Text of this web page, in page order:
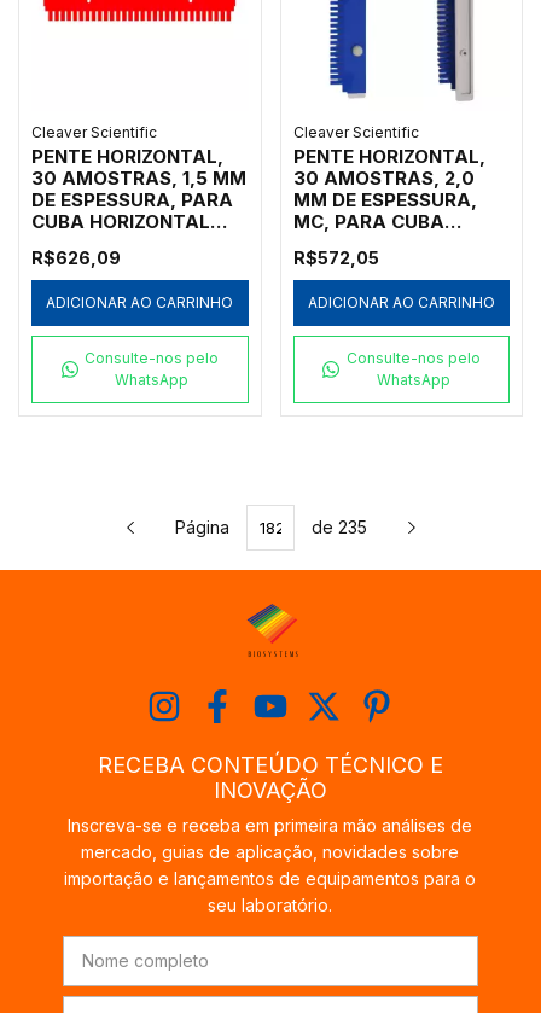
Cleaver Scientific
PENTE HORIZONTAL,
30 AMOSTRAS, 1,5 MM
DE ESPESSURA, PARA
CUBA HORIZONTAL
SCIENTIFIC MODELOS
MSMAXI10, MSMAXI15,
MSMAXI20, MSMAXI25
E MSMAXIDUO -
CÓDIGO MS20-30-1.5
R$626,09
ADICIONAR AO CARRINHO
Consulte-nos pelo
WhatsApp
Cleaver Scientific
PENTE HORIZONTAL,
30 AMOSTRAS, 2,0
MM DE ESPESSURA,
MC, PARA CUBA
CLEAVER SCIENTIFIC
MODELOS MSCHOICE7,
MSCHOICE10,
MSCHOICE15,
MSCHOICETRIO,
MSCHOICETRIO15,
MSCHOICEST20 E
MSCHOICEST25 -
R$572,05
ADICIONAR AO CARRINHO
Consulte-nos pelo
WhatsApp
Página de 235
RECEBA CONTEÚDO TÉCNICO E
INOVAÇÃO
Inscreva-se e receba em primeira mão análises de
mercado, guias de aplicação, novidades sobre
importação e lançamentos de equipamentos para o
seu laboratório.